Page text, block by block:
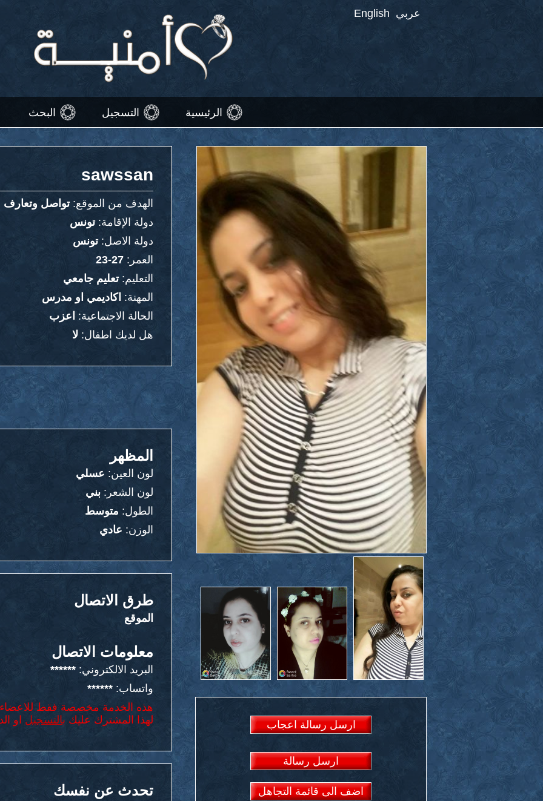
عربي English
الرئيسية التسجيل البحث
sawssan
الهدف من الموقع:تواصل وتعارف
دولة الإقامة:تونس
دولة الاصل:تونس
العمر: 27-23
التعليم:تعليم جامعي
المهنة: اكاديمي او مدرس
الحالة الاجتماعية: اعزب
هل لديك اطفال: لا
المظهر
لون العين: عسلي
لون الشعر: بني
الطول: متوسط
الوزن: عادي
طرق الاتصال
الموقع
معلومات الاتصال
البريد الالكتروني: ******
واتساب: ******
هذه الخدمة مخصصة فقط
لهذا المشترك عليك بالتسجيل او
تحدث عن نفسك
ارسل رسالة اعجاب
ارسل رسالة
اضف الى قائمة التجاهل